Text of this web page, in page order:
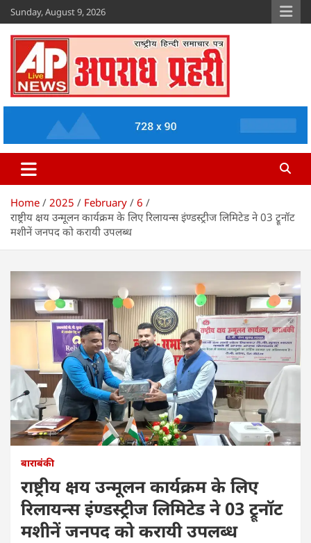
Skip
to
content
Sunday, August 9, 2026
Apradh Prahari
www.apradhprahari.in
Home 2025 February
6
राष्ट्रीय क्षय उन्मूलन कार्यक्रम के लिए रिलायन्स इंण्डस्ट्रीज लिमिटेड ने 03 ट्रूनॉट
मशीनें जनपद को करायी उपलब्ध
बाराबंकी
राष्ट्रीय क्षय उन्मूलन कार्यक्रम के लिए
रिलायन्स इंण्डस्ट्रीज लिमिटेड ने 03 ट्रूनॉट
मशीनें जनपद को करायी उपलब्ध